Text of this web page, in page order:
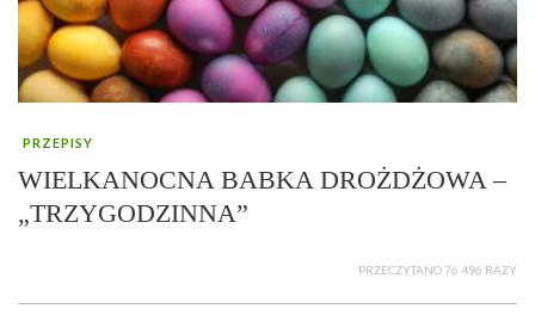
PRZEPISY
WIELKANOCNA BABKA DROŻDŻOWA –
„TRZYGODZINNA”
PRZECZYTANO 76 496 RAZY